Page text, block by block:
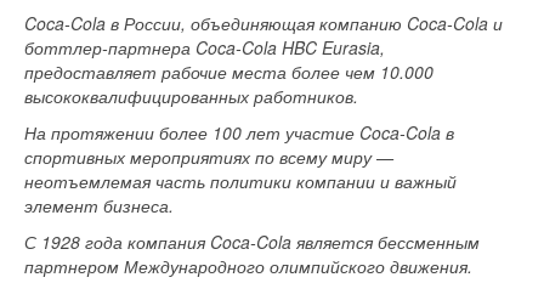
Coca-Cola в России, объединяющая компанию Coca-Cola и
боттлер-партнера Coca-Cola HBC Eurasia,
предоставляет рабочие места более чем 10.000
высококвалифицированных работников.
На протяжении более 100 лет участие Coca-Cola в
спортивных мероприятиях по всему миру —
неотъемлемая часть политики компании и важный
элемент бизнеса.
С 1928 года компания Coca-Cola является бессменным
партнером Международного олимпийского движения.